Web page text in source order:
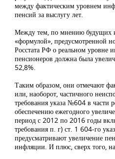
между фактическим уровнем
пенсий за выслугу лет.
Между тем, по мнению будущих
«формулой», предусмотренной
Росстата РФ о реальном уровне
пенсионеров должна была
52,8%.
Таким образом, они отмечают
или, наоборот, частичного
требования указа №604 в части
обеспечению ежегодного
период с 2012 по 2016 годы
требования п. г) ст. 1 604-го
предусматривают увеличение
инфляции. И плюс, сверх того,